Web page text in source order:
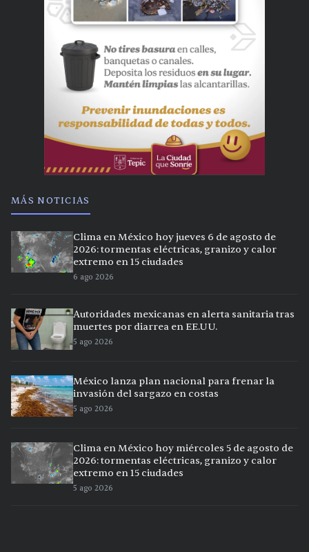
MÁS NOTICIAS
Clima en México hoy jueves 6 de agosto de
2026: tormentas eléctricas, granizo y calor
extremo en 15 ciudades
6 ago 2026
Autoridades mexicanas en alerta sanitaria tras
muertes por diarrea en EE.UU.
5 ago 2026
México lanza plan nacional para frenar la
invasión del sargazo en costas
5 ago 2026
Clima en México hoy miércoles 5 de agosto de
2026: tormentas eléctricas, granizo y calor
extremo en 15 ciudades
5 ago 2026